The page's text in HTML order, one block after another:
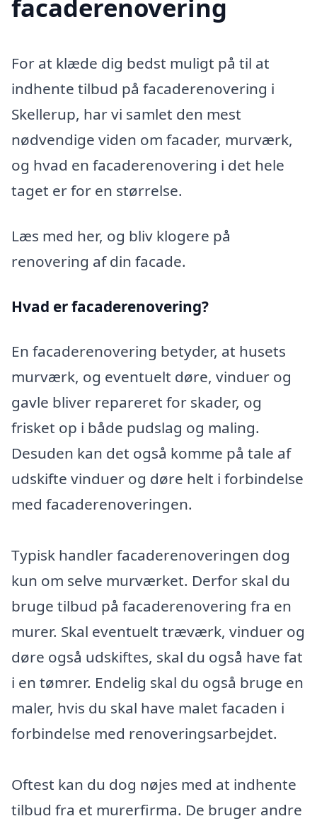
facaderenovering
For at klæde dig bedst muligt på til at
indhente tilbud på facaderenovering i
Skellerup, har vi samlet den mest
nødvendige viden om facader, murværk,
og hvad en facaderenovering i det hele
taget er for en størrelse.
Læs med her, og bliv klogere på
renovering af din facade.
Hvad er facaderenovering?
En facaderenovering betyder, at husets
murværk, og eventuelt døre, vinduer og
gavle bliver repareret for skader, og
frisket op i både pudslag og maling.
Desuden kan det også komme på tale af
udskifte vinduer og døre helt i forbindelse
med facaderenoveringen.
Typisk handler facaderenoveringen dog
kun om selve murværket. Derfor skal du
bruge tilbud på facaderenovering fra en
murer. Skal eventuelt træværk, vinduer og
døre også udskiftes, skal du også have fat
i en tømrer. Endelig skal du også bruge en
maler, hvis du skal have malet facaden i
forbindelse med renoveringsarbejdet.
Oftest kan du dog nøjes med at indhente
tilbud fra et murerfirma. De bruger andre